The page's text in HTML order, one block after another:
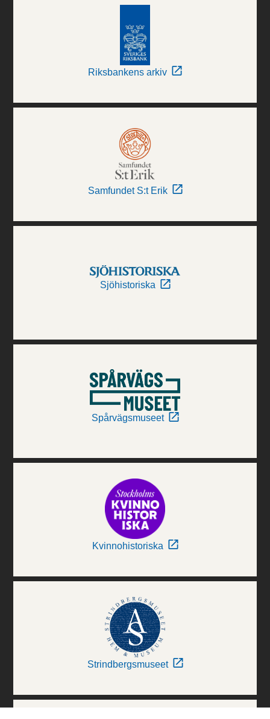
Riksbankens arkiv
Samfundet S:t Erik
Sjöhistoriska
Spårvägsmuseet
Kvinnohistoriska
Strindbergsmuseet